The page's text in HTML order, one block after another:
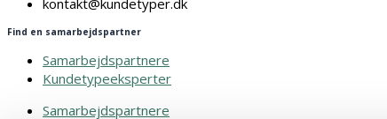
Find en samarbejdspartner
Samarbejdspartnere
Kundetypeeksperter
Samarbejdspartnere